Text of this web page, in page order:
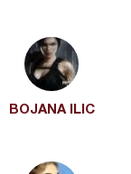
BOJANA ILIC